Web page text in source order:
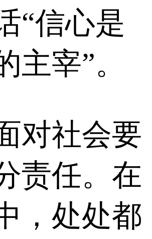
“信心是
主宰”。
对社会要
责任。在
，处处都